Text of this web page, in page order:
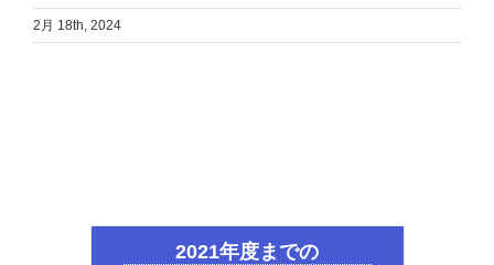
2月 18th, 2024
2021年度までの